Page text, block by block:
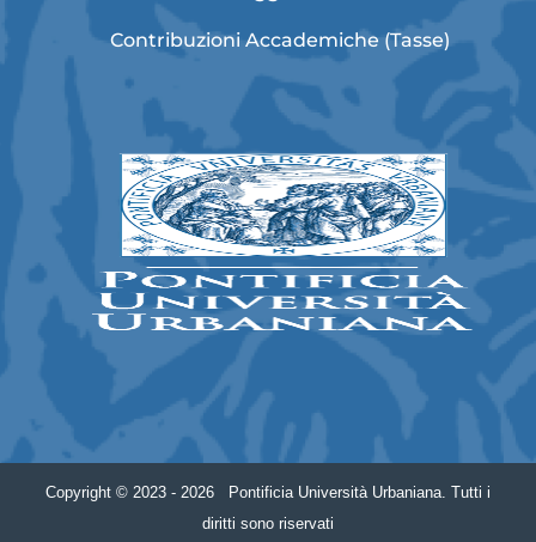
Contribuzioni Accademiche (Tasse)
Copyright © 2023 - 2026 Pontificia Università Urbaniana. Tutti i
diritti sono riservati